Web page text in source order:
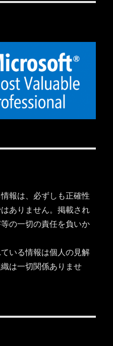
報は、必ずしも正確性
ありません。掲載され
の一切の責任を負いか
いる情報は個人の見解
は一切関係ありませ